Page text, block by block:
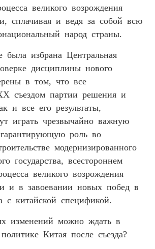
великого возрождения
сплачивая и ведя за собой всю
народ страны.
была избрана Центральная
дисциплины нового
в том, что все
съездом партии решения и
и все его результаты,
играть чрезвычайно важную
роль во
модернизированного
государства, всестороннем
великого возрождения
и в завоевании новых побед в
с китайской спецификой.
изменений можно ждать в
Китая после съезда?